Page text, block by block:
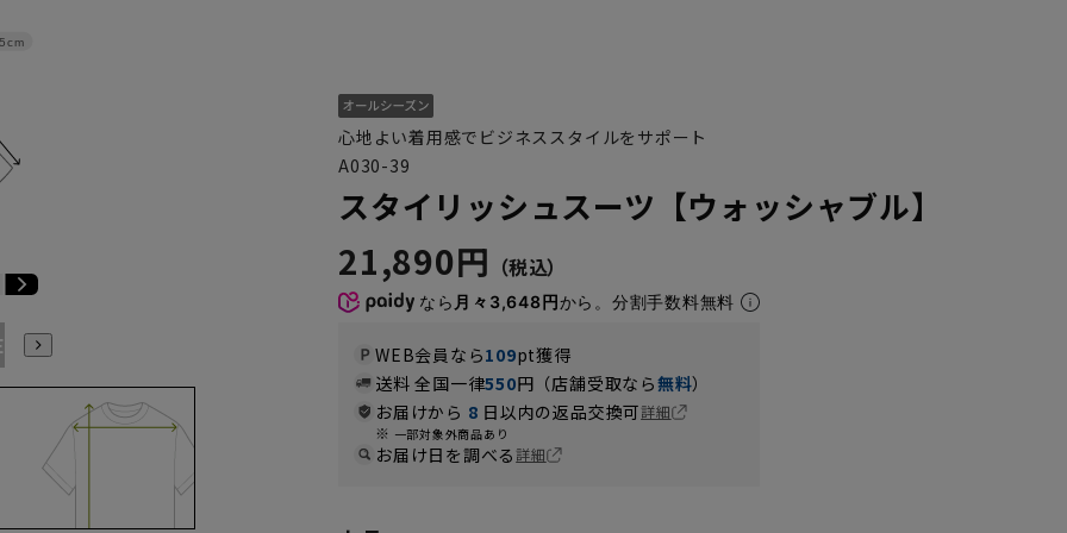
BE4 BE9 YA4 YA5 YA6
心地よい着用感でビジネススタイルをサポート
A030-39
スタイリッシュスーツ【ウォッシャブル】
21,890円
なら 月々3,648円から。分割手数料無料
WEB会員なら109pt獲得
送料 全国一律550円（店舗受取なら無料）
お届けから 8 日以内の返品交換可詳細
一部対象外商品あり
お届け日を調べる詳細